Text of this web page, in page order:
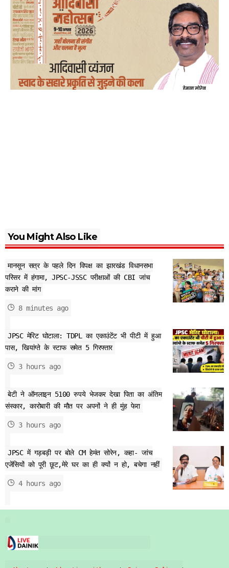
You Might Also Like
मानसून सत्र के पहले दिन विपक्ष का झारखंड विधानसभा
परिसर में हंगामा, JPSC-JSSC परीक्षाओं की CBI जांच
कराने की मांग
8 minutes ago
JPSC मेरिट घोटाला: TDPL का एकाउंटेंट भी पीटी में हुआ
पास, खियांग्ते के स्टाफ समेत 5 गिरफ्तार
3 hours ago
बेटी ने ऑनलाइन 5100 रुपये भेजकर देखा पिता का अंतिम
संस्कार, कारोबारी की मौत पर अपनों ने ही मुंह फेरा
3 hours ago
JPSC में गड़बड़ी पर बोले CM हेमंत सोरेन, कहा- जांच
एजेंसियों को पूरी छूट,मेरे घर का ही क्यों न हो, बचेगा नहीं
4 hours ago